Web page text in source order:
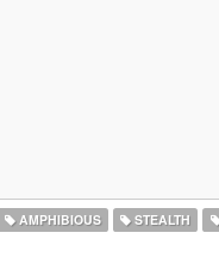
AMPHIBIOUS STEALTH